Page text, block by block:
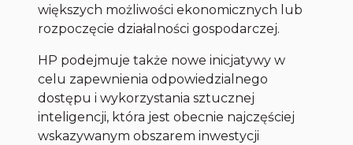
większych możliwości ekonomicznych lub
rozpoczęcie działalności gospodarczej.
HP podejmuje także nowe inicjatywy w
celu zapewnienia odpowiedzialnego
dostępu i wykorzystania sztucznej
inteligencji, która jest obecnie najczęściej
wskazywanym obszarem inwestycji